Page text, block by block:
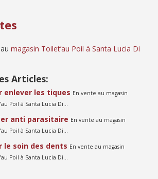
aumagasin Toilet’au Poil à Santa Lucia Di
Articles:
enlever les tiques En vente au magasin
Poil à Santa Lucia Di...
anti parasitaire En vente au magasin
Poil à Santa Lucia Di...
le soin des dents En vente au magasin
Poil à Santa Lucia Di...